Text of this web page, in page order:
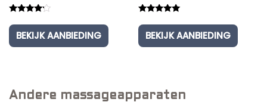
4.00
out of 5
BEKIJK AANBIEDING
5.00
out of 5
BEKIJK AANBIEDING
Andere massageapparaten